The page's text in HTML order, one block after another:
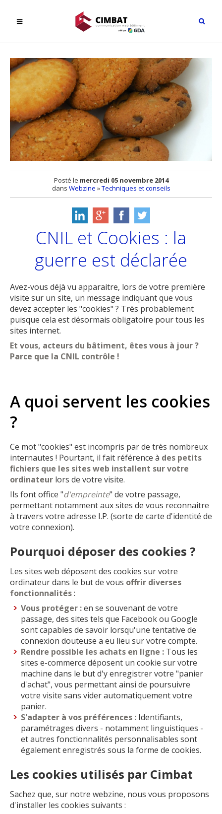
Posté le mercredi 05 novembre 2014
dans Webzine »Techniques et conseils
CNIL et Cookies : la
guerre est déclarée
Avez-vous déjà vu apparaitre, lors de votre première
visite sur un site, un message indiquant que vous
devez accepter les "cookies" ? Très probablement
puisque cela est désormais obligatoire pour tous les
sites internet.
Et vous, acteurs du bâtiment, êtes vous à jour ?
Parce que la CNIL contrôle !
A quoi servent les cookies
?
Ce mot "cookies" est incompris par de très nombreux
internautes ! Pourtant, il fait référence à des petits
fichiers que les sites web installent sur votre
ordinateur lors de votre visite.
Ils font office "d'empreinte" de votre passage,
permettant notamment aux sites de vous reconnaitre
à travers votre adresse I.P. (sorte de carte d'identité de
votre connexion).
Pourquoi déposer des cookies ?
Les sites web déposent des cookies sur votre
ordinateur dans le but de vous offrir diverses
fonctionnalités:
Vous protéger :en se souvenant de votre
passage, des sites tels que Facebook ou Google
sont capables de savoir lorsqu'une tentative de
connexion douteuse a eu lieu sur votre compte.
Rendre possible les achats en ligne : Tous les
sites e-commerce déposent un cookie sur votre
machine dans le but d'y enregistrer votre "panier
d'achat", vous permettant ainsi de poursuivre
votre visite sans vider automatiquement votre
panier.
S'adapter à vos préférences : Identifiants,
paramétrages divers - notamment linguistiques -
et autres fonctionnalités personnalisables sont
également enregistrés sous la forme de cookies.
Les cookies utilisés par Cimbat
Sachez que, sur notre webzine, nous vous proposons
d'installer les cookies suivants :